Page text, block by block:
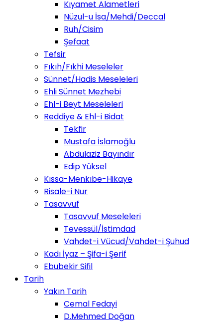
Kıyamet Alametleri
Nüzul-u İsa/Mehdi/Deccal
Ruh/Cisim
Şefaat
Tefsir
Fıkıh/Fıkhi Meseleler
Sünnet/Hadis Meseleleri
Ehli Sünnet Mezhebi
Ehl-i Beyt Meseleleri
Reddiye & Ehl-i Bidat
Tekfir
Mustafa İslamoğlu
Abdulaziz Bayındır
Edip Yüksel
Kıssa-Menkıbe-Hikaye
Risale-i Nur
Tasavvuf
Tasavvuf Meseleleri
Tevessül/İstimdad
Vahdet-i Vücud/Vahdet-i Şuhud
Kadı İyaz – Şifa-i Şerif
Ebubekir Sifil
Tarih
Yakın Tarih
Cemal Fedayi
D.Mehmed Doğan